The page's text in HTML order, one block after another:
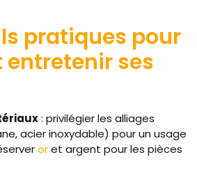
pratiques pour
entretenir ses
: privilégier les alliages
acier inoxydable) pour un usage
oret argent pour les pièces